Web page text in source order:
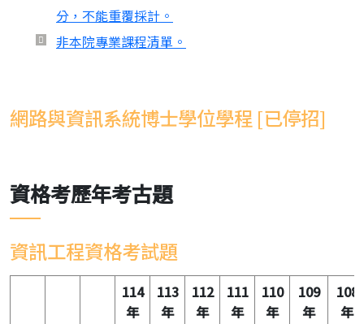
分，不能重覆採計。
非本院專業課程清單。
網路與資訊系統博士學位學程 [已停招]
資格考歷年考古題
資訊工程資格考試題
114
年
113
年
112
年
111
年
110
年
109
年
108
年